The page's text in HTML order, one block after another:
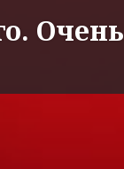
Очень